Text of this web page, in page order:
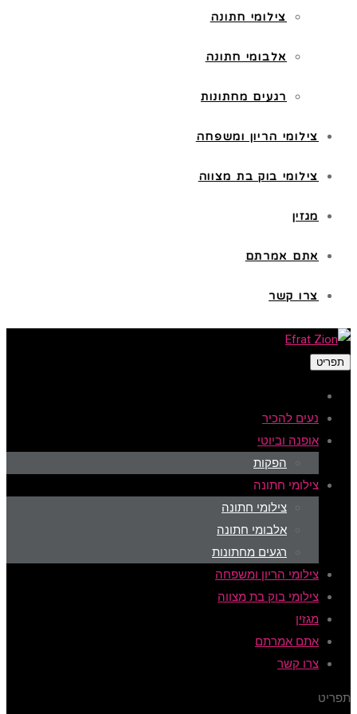
צילומי חתונה
אלבומי חתונה
רגעים מחתונות
צילומי הריון ומשפחה
צילומי בוק בת מצווה
מגזין
אתם אמרתם
צרו קשר
תפריט
נעים להכיר
אופנה וביוטי
הפקות
צילומי חתונה
צילומי חתונה
אלבומי חתונה
רגעים מחתונות
צילומי הריון ומשפחה
צילומי בוק בת מצווה
מגזין
אתם אמרתם
צרו קשר
תפריט